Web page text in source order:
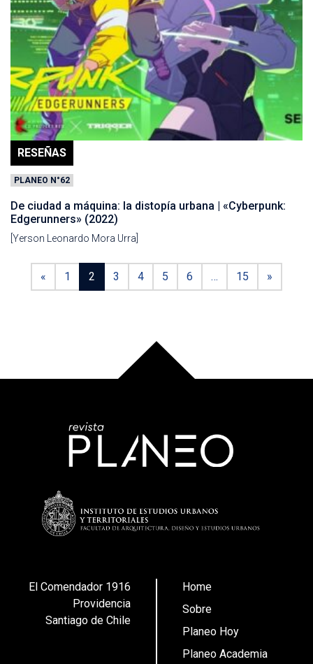
RESEÑAS
PLANEO N°62
De ciudad a máquina: la distopía urbana | «Cyberpunk:
Edgerunners» (2022)
[Yerson Leonardo Mora Urra]
« 1 2 3 4 5 6 … 15 »
El Comendador 1916
Providencia
Santiago de Chile
Home
Sobre
Planeo Hoy
Planeo Academia